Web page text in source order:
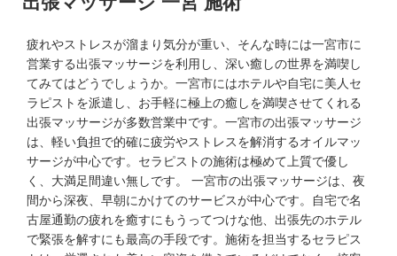
疲れやストレスが溜まり気分が重い、そんな時には一宮市に
営業する出張マッサージを利用し、深い癒しの世界を満喫し
てみてはどうでしょうか。一宮市にはホテルや自宅に美人セ
ラピストを派遣し、お手軽に極上の癒しを満喫させてくれる
出張マッサージが多数営業中です。一宮市の出張マッサージ
は、軽い負担で的確に疲労やストレスを解消するオイルマッ
サージが中心です。セラピストの施術は極めて上質で優し
く、大満足間違い無しです。 一宮市の出張マッサージは、夜
間から深夜、早朝にかけてのサービスが中心です。自宅で名
古屋通勤の疲れを癒すにもうってつけな他、出張先のホテル
で緊張を解すにも最高の手段です。施術を担当するセラピス